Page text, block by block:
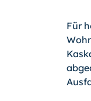
Für